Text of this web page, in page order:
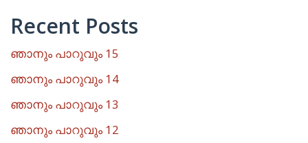
Recent Posts
ഞാനും പാറുവും 15
ഞാനും പാറുവും 14
ഞാനും പാറുവും 13
ഞാനും പാറുവും 12